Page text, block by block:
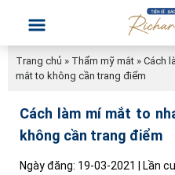
Trang chủ » Thẩm mỹ mắt » Cách
mắt to không cần trang điểm
Cách làm mí mắt to
không cần trang điểm
Ngày đăng: 19-03-2021 | Lần